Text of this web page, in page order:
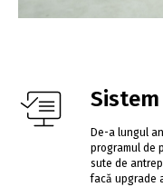
De-a lungul
programul de
sute de
facă upgrade